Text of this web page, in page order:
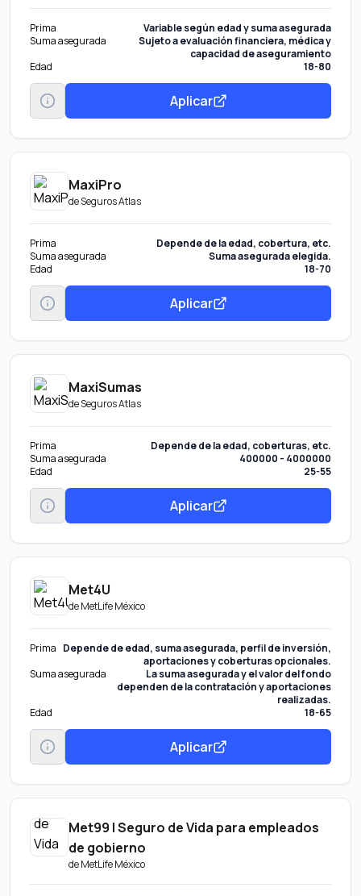
Prima
Variable según edad y suma asegurada
Suma asegurada
Sujeto a evaluación financiera, médica y
capacidad de aseguramiento
Edad
18-80
Aplicar
MaxiPro
deSeguros Atlas
Prima
Depende de la edad, cobertura, etc.
Suma asegurada
Suma asegurada elegida.
Edad
18-70
Aplicar
MaxiSumas
deSeguros Atlas
Prima
Depende de la edad, coberturas, etc.
Suma asegurada
400000 - 4000000
Edad
25-55
Aplicar
Met4U
deMetLife México
Prima Depende de edad, suma asegurada, perfil de inversión,
aportaciones y coberturas opcionales.
Suma asegurada
La suma asegurada y el valor del fondo
dependen de la contratación y aportaciones
realizadas.
Edad
18-65
Aplicar
Met99 | Seguro de Vida para empleados
de gobierno
deMetLife México